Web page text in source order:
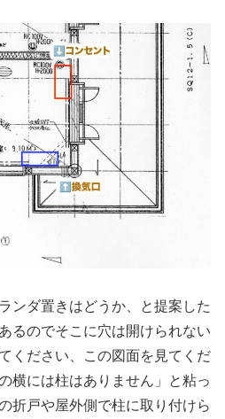
ンダ置きはどうか、と提案した
るのでそこに穴は開けられない
ください、この図面を見てくだ
横には柱はありません」と粘っ
折戸や屋外側で柱に取り付けら